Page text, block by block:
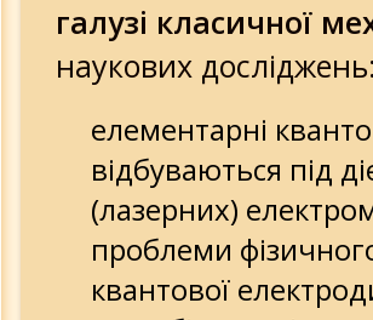
галузі класичної
наукових досліджень:
елементарні
відбуваються під
(лазерних)
проблеми
квантової
10-летие Академии
Изобретения и открытия
Просвещение